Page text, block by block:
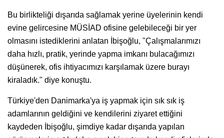
Bu birlikteliği dışarıda sağlamak yerine üyelerinin kendi
evine gelircesine MÜSİAD ofisine gelebileceği bir yer
olmasını istediklerini anlatan İbişoğlu, "Çalışmalarımızı
daha hızlı, pratik, yerinde yapma imkanı bulacağımızı
düşünerek, ofis ihtiyacımızı karşılamak üzere burayı
kiraladık." diye konuştu.
Türkiye'den Danimarka'ya iş yapmak için sık sık iş
adamlarının geldiğini ve kendilerini ziyaret ettiğini
kaydeden İbişoğlu, şimdiye kadar dışarıda yapılan